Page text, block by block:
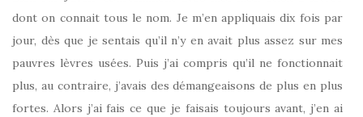
dont on connait tous le nom. Je m’en appliquais dix fois par
jour, dès que je sentais qu’il n’y en avait plus assez sur mes
pauvres lèvres usées. Puis j’ai compris qu’il ne fonctionnait
plus, au contraire, j’avais des démangeaisons de plus en plus
fortes. Alors j’ai fais ce que je faisais toujours avant, j’en ai